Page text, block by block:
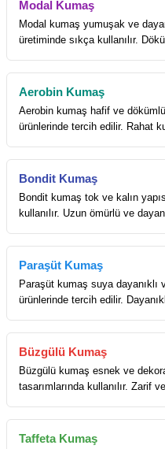
Modal Kumaş
Modal kumaş yumuşak ve
üretiminde sıkça kullanılır.
Aerobin Kumaş
Aerobin kumaş hafif ve
ürünlerinde tercih edilir. Rahat
Bondit Kumaş
Bondit kumaş tok ve kalın
kullanılır. Uzun ömürlü ve
Paraşüt Kumaş
Paraşüt kumaş suya dayanıklı
ürünlerinde tercih edilir.
Büzgülü Kumaş
Büzgülü kumaş esnek ve
tasarımlarında kullanılır. Zarif
Taffeta Kumaş